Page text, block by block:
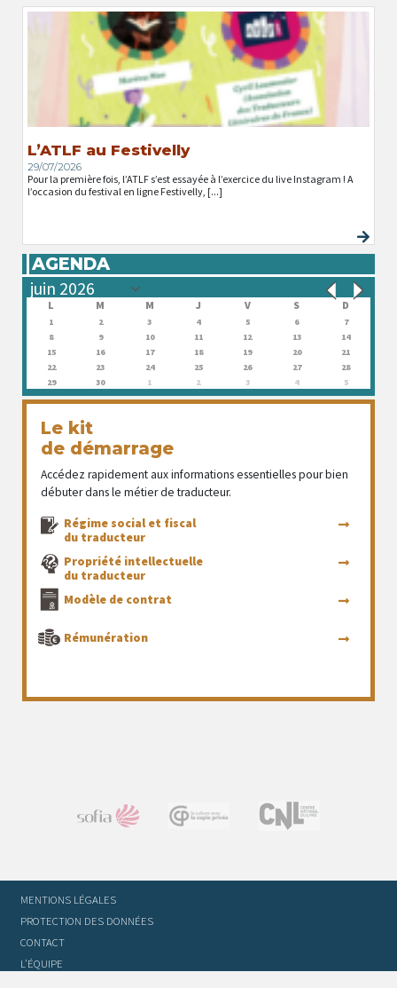
L’ATLF au Festivelly
29/07/2026
Pour la première fois, l’ATLF s’est essayée à l’exercice du live Instagram ! A
l’occasion du festival en ligne Festivelly, [...]
AGENDA
L M M J V S D
1 2 3 4 5 6
7
8
9 10 11 12 13
14
15
16 17 18 19 20
21
22
23 24 25 26 27
28
29
30 1 2 3 4 5
Le kit
de démarrage
Accédez rapidement aux informations essentielles pour bien
débuter dans le métier de traducteur.
Régime social et fiscal
du traducteur
Propriété intellectuelle
du traducteur
Modèle de contrat
Rémunération
MENTIONS LÉGALES
PROTECTION DES DONNÉES
CONTACT
L’ÉQUIPE